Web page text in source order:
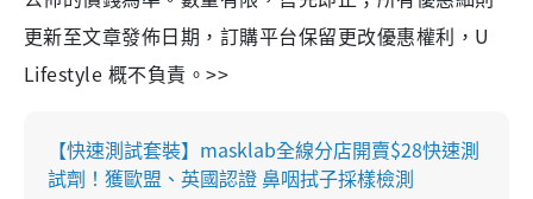
更新至文章發佈日期，訂購平台保留更改優惠權利，U
Lifestyle 概不負責。>>
【快速測試套裝】masklab全線分店開賣$28快速測
試劑！獲歐盟、英國認證 鼻咽拭子採樣檢測